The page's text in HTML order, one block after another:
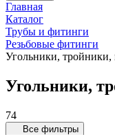
Главная
Каталог
Трубы и фитинги
Резьбовые фитинги
Угольники, тройники,
Угольники,
74
Все фильтры